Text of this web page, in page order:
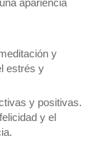
apariencia
y
estrés y
y positivas.
y el